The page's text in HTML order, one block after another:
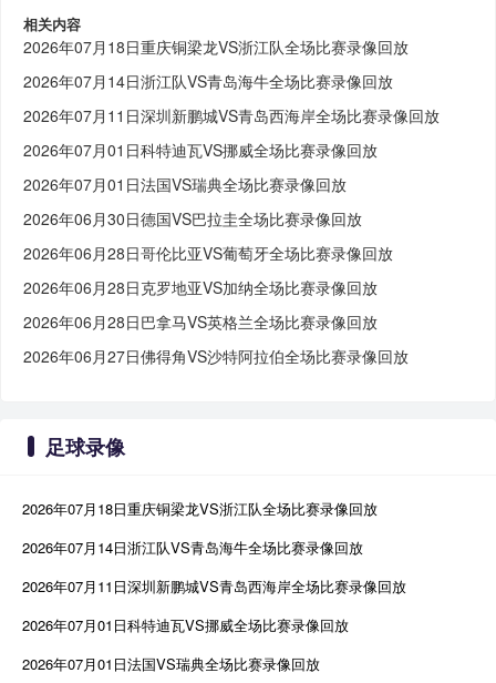
相关内容
2026年07月18日重庆铜梁龙VS浙江队全场比赛录像回放
2026年07月14日浙江队VS青岛海牛全场比赛录像回放
2026年07月11日深圳新鹏城VS青岛西海岸全场比赛录像回放
2026年07月01日科特迪瓦VS挪威全场比赛录像回放
2026年07月01日法国VS瑞典全场比赛录像回放
2026年06月30日德国VS巴拉圭全场比赛录像回放
2026年06月28日哥伦比亚VS葡萄牙全场比赛录像回放
2026年06月28日克罗地亚VS加纳全场比赛录像回放
2026年06月28日巴拿马VS英格兰全场比赛录像回放
2026年06月27日佛得角VS沙特阿拉伯全场比赛录像回放
足球录像
2026年07月18日重庆铜梁龙VS浙江队全场比赛录像回放
2026年07月14日浙江队VS青岛海牛全场比赛录像回放
2026年07月11日深圳新鹏城VS青岛西海岸全场比赛录像回放
2026年07月01日科特迪瓦VS挪威全场比赛录像回放
2026年07月01日法国VS瑞典全场比赛录像回放